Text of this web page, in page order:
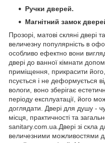
Ручки дверей.
Магнітний замок
Прозорі, матові скляні двері
величезну популярність в
особливо ефектно вони
двері до ванної кімнати
приміщення, прикрасити
псується і не деформується
вологи, воно зберігає
періоду експлуатації, його
доглядати. Двері для душу -
місця, практичності та
sanitary.com.ua.Двері зі скла
величезними можливостями